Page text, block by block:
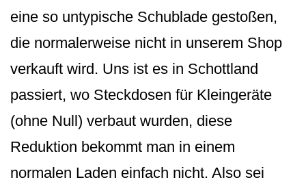
eine so untypische Schublade gestoßen,
die normalerweise nicht in unserem Shop
verkauft wird. Uns ist es in Schottland
passiert, wo Steckdosen für Kleingeräte
(ohne Null) verbaut wurden, diese
Reduktion bekommt man in einem
normalen Laden einfach nicht. Also sei